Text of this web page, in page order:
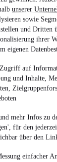
unserer
sowie
und Dritten
ihrer
eigenen
auf
und Inhalte,
mehr Infos zu
für den
über den
einfacher